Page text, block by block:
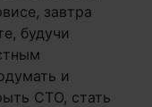
завтра
будучи
и
СТО, стать